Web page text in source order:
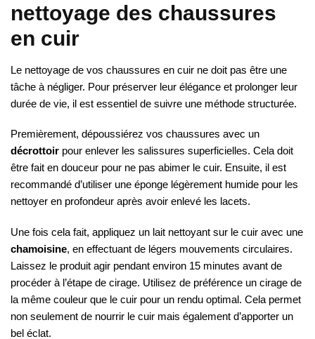
nettoyage des chaussures
en cuir
Le nettoyage de vos chaussures en cuir ne doit pas être une
tâche à négliger. Pour préserver leur élégance et prolonger leur
durée de vie, il est essentiel de suivre une méthode structurée.
Premièrement, dépoussiérez vos chaussures avec un
décrottoir pour enlever les salissures superficielles. Cela doit
être fait en douceur pour ne pas abimer le cuir. Ensuite, il est
recommandé d’utiliser une éponge légèrement humide pour les
nettoyer en profondeur après avoir enlevé les lacets.
Une fois cela fait, appliquez un lait nettoyant sur le cuir avec une
chamoisine, en effectuant de légers mouvements circulaires.
Laissez le produit agir pendant environ 15 minutes avant de
procéder à l’étape de cirage. Utilisez de préférence un cirage de
la même couleur que le cuir pour un rendu optimal. Cela permet
non seulement de nourrir le cuir mais également d’apporter un
bel éclat.